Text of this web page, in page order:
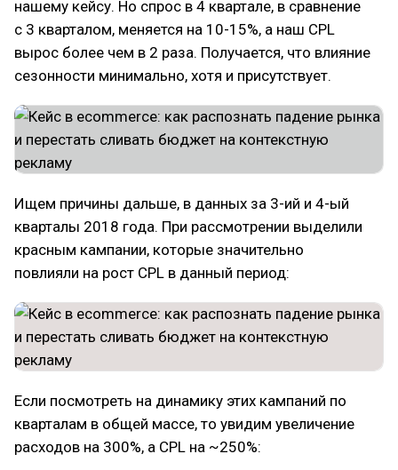
нашему кейсу. Но спрос в 4 квартале, в сравнение
с 3 кварталом, меняется на 10-15%, а наш CPL
вырос более чем в 2 раза. Получается, что влияние
сезонности минимально, хотя и присутствует.
Ищем причины дальше, в данных за 3-ий и 4-ый
кварталы 2018 года. При рассмотрении выделили
красным кампании, которые значительно
повлияли на рост CPL в данный период:
Если посмотреть на динамику этих кампаний по
кварталам в общей массе, то увидим увеличение
расходов на 300%, а CPL на ~250%: